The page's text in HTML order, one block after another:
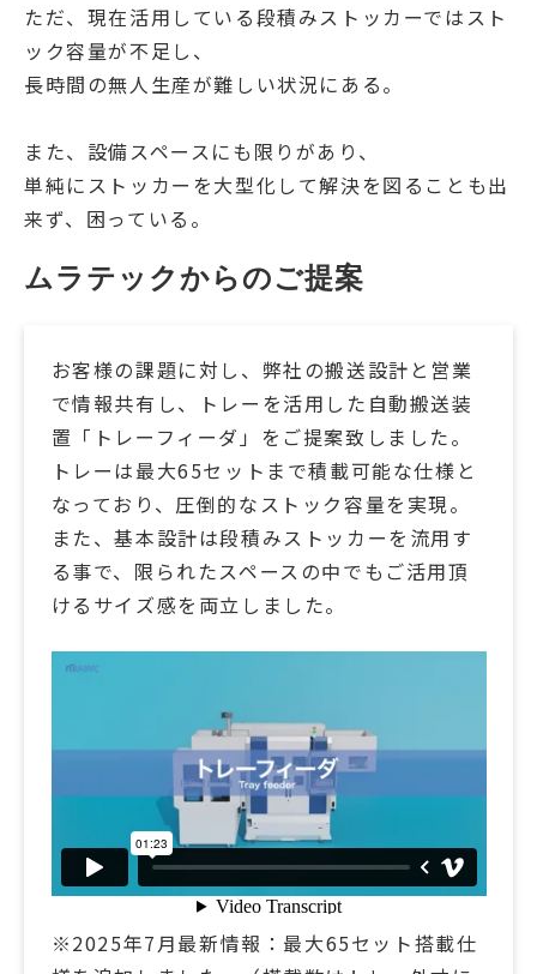
ただ、現在活用している段積みストッカーではスト
ック容量が不足し、
長時間の無人生産が難しい状況にある。
また、設備スペースにも限りがあり、
単純にストッカーを大型化して解決を図ることも出
来ず、困っている。
ムラテックからのご提案
お客様の課題に対し、弊社の搬送設計と営業
で情報共有し、トレーを活用した自動搬送装
置「トレーフィーダ」をご提案致しました。
トレーは最大65セットまで積載可能な仕様と
なっており、圧倒的なストック容量を実現。
また、基本設計は段積みストッカーを流用す
る事で、限られたスペースの中でもご活用頂
けるサイズ感を両立しました。
※2025年7月最新情報：最大65セット搭載仕